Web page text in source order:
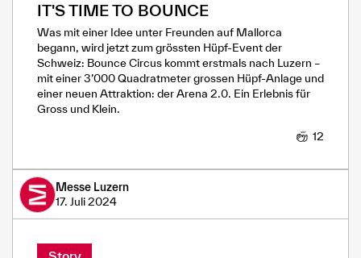
IT'S TIME TO BOUNCE
Was mit einer Idee unter Freunden auf Mallorca
begann, wird jetzt zum grössten Hüpf-Event der
Schweiz: Bounce Circus kommt erstmals nach Luzern –
mit einer 3’000 Quadratmeter grossen Hüpf-Anlage und
einer neuen Attraktion: der Arena 2.0. Ein Erlebnis für
Gross und Klein.
12
Messe Luzern
17. Juli 2024